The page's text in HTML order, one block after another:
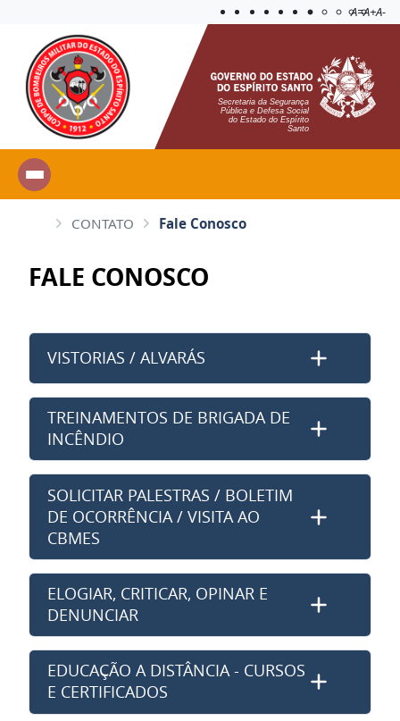
Aplicar
A=A+A-
Secretaria da Segurança
Pública e Defesa Social
do Estado do Espírito
Santo
CONTATO Fale Conosco
FALE CONOSCO
VISTORIAS / ALVARÁS
TREINAMENTOS DE BRIGADA DE
INCÊNDIO
SOLICITAR PALESTRAS / BOLETIM
DE OCORRÊNCIA / VISITA AO
CBMES
ELOGIAR, CRITICAR, OPINAR E
DENUNCIAR
EDUCAÇÃO A DISTÂNCIA - CURSOS
E CERTIFICADOS